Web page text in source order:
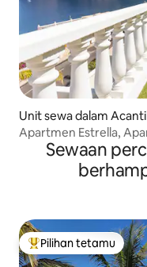
Unit sewa dalam
Apartmen Estrella,
Sewaan
Pilihan utama tetamu
Pilihan tetamu